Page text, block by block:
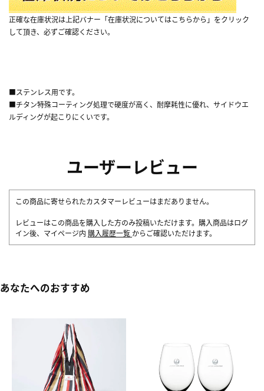
正確な在庫状況は上記バナー「在庫状況についてはこちらから」をクリック
して頂き、必ずご確認ください。
■ステンレス用です。
■チタン特殊コーティング処理で硬度が高く、耐摩耗性に優れ、サイドウエ
ルディングが起こりにくいです。
ユーザーレビュー
この商品に寄せられたカスタマーレビューはまだありません。
レビューはこの商品を購入した方のみ投稿いただけます。購入商品はログ
イン後、マイページ内 購入履歴一覧 からご確認いただけます。
あなたへのおすすめ